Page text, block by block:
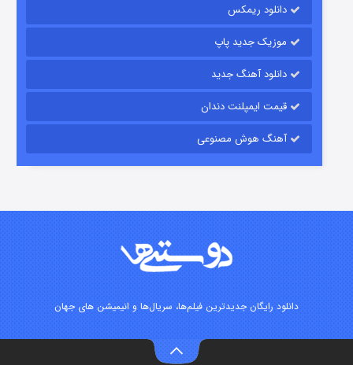
قسمت
قسمت۲ (دوبله) منتشر شد
دانلود ریمکس
موزیک جدید پاپ
دانلود آهنگ جدید
قیمت ایمپلنت دندان
آهنگ هوش مصنوعی
دانلود رایگان جدیدترین فیلم‌ها، سریال‌ها و انیمیشن های جهان